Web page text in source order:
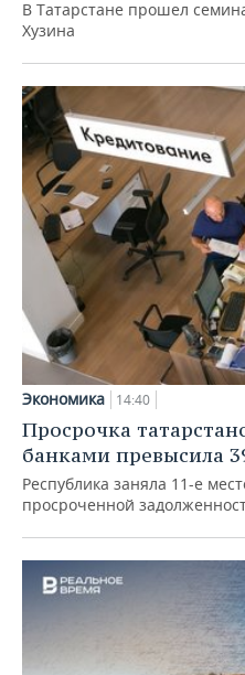
В Татарстане прошел
Хузина
Экономика 14:40
Просрочка
банками превысила
Республика заняла 11-е
просроченной